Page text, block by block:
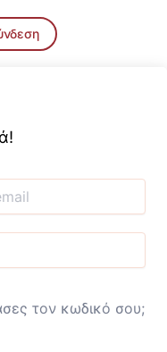
τον κωδικό σου;